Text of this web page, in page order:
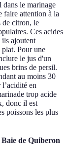
dans le marinage
faire attention à la
de citron, le
Ces acides
ils ajoutent
plat. Pour une
le jus d'un
brins de persil.
au moins 30
en
trop acide
donc il est
poissons les plus
de Quiberon